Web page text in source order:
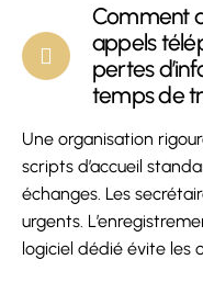
Comment
appels
pertes
temps de
Une organisation
scripts d’accueil
échanges. Les
urgents.
logiciel dédié évite les